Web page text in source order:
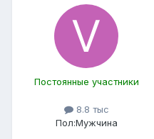
Постоянные участники
8.8 тыс
Пол:Мужчина